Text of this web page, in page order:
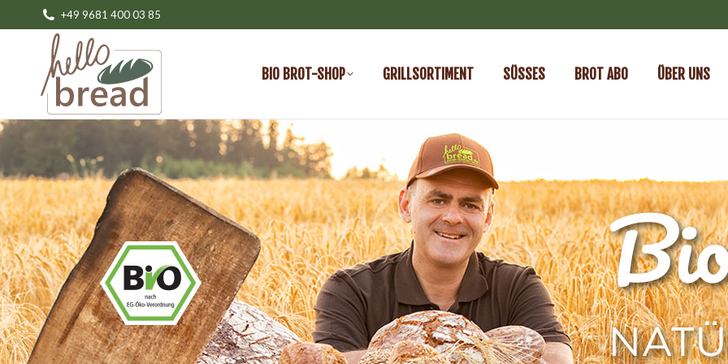
+49 9681 400 03 85
BIO BROT-SHOP GRILLSORTIMENT SÜSSES BROT ABO ÜBER UNS
BIO BROT-SHOP GRILLSORTIMENT SÜSSES BROT ABO ÜBER UNS